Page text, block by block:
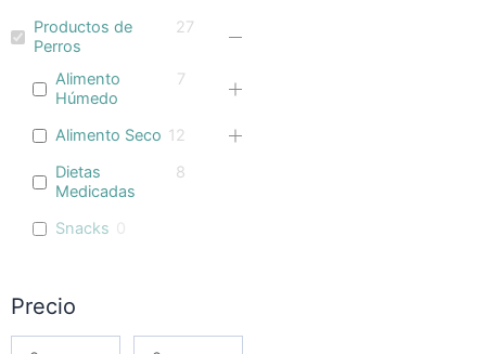
Productos de
Perros
27
Alimento
Húmedo
7
Alimento Seco 12
Dietas
Medicadas
8
Snacks 0
Precio